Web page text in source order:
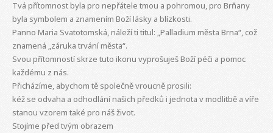
Tvá přítomnost byla pro nepřátele tmou a pohromou, pro Brňany
byla symbolem a znamením Boží lásky a blízkosti.
Panno Maria Svatotomská, náleží ti titul: „Palladium města Brna“, což
znamená „záruka trvání města“.
Svou přítomností skrze tuto ikonu vyprošuješ Boží péči a pomoc
každému z nás.
Přicházíme, abychom tě společně vroucně prosili:
kéž se odvaha a odhodlání našich předků i jednota v modlitbě a víře
stanou vzorem také pro náš život.
Stojíme před tvým obrazem